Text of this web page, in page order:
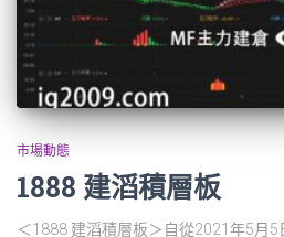
市場動態
1888 建滔積層板
＜1888 建滔積層板＞自從2021年5月